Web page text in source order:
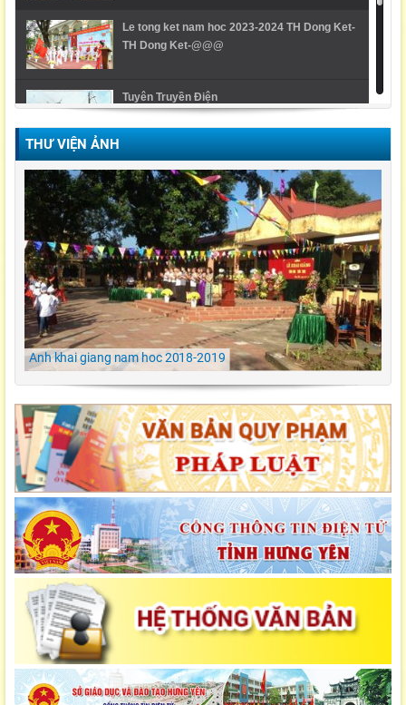
Le tong ket nam hoc 2023-2024 TH Dong Ket-
TH Dong Ket-@@@
Tuyên Truyền Điện
Video Lễ trao giải cuộc thi Violympic Quốc gia
Ngày hội ẩm thực/ TH Đông kết/ Khoái Châu/
Hưng Yên
LỄ KHAI GIẢNG NĂM HỌC 2021-2022 Tiểu
Học Đông Kết
THƯ VIỆN ẢNH
Anh khai giang nam hoc 2018-2019